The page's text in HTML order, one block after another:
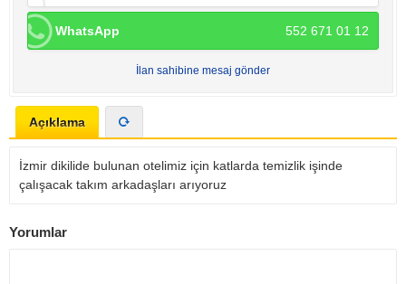
WhatsApp 552 671 01 12
İlan sahibine mesaj gönder
Açıklama
İzmir dikilide bulunan otelimiz için katlarda temizlik işinde
çalışacak takım arkadaşları arıyoruz
Yorumlar